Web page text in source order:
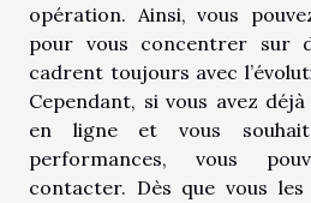
opération. Ainsi, vous
pour vous concentrer sur
cadrent toujours avec
Cependant, si vous avez
en ligne et vous
performances, vous
contacter. Dès que vous